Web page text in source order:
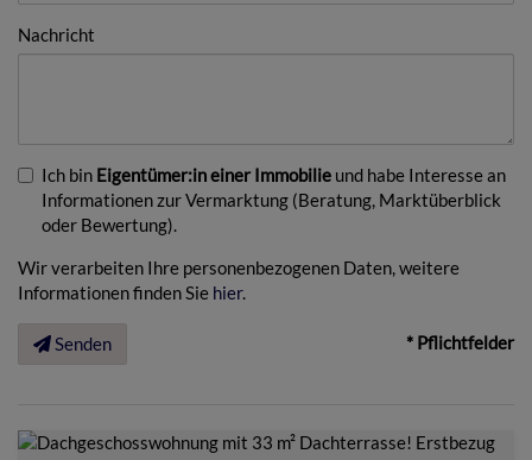
Nachricht
Ich bin Eigentümer:in einer Immobilie und habe Interesse an
Informationen zur Vermarktung (Beratung, Marktüberblick
oder Bewertung).
Wir verarbeiten Ihre personenbezogenen Daten, weitere
Informationen finden Sie hier.
Senden * Pflichtfelder